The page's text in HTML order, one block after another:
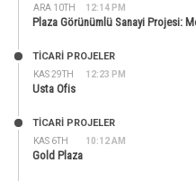
ARA 10TH 12:14 PM
Plaza Görünümlü Sanayi Projesi:
KAS 29TH 12:23 PM
TİCARİ PROJELER
Usta Ofis
KAS 6TH 10:12 AM
TİCARİ PROJELER
Gold Plaza